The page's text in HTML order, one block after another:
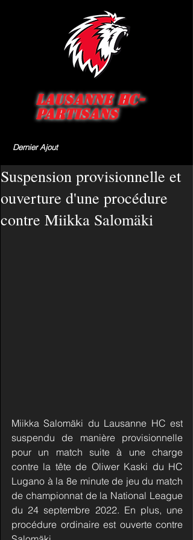
Lausanne HC-
Partisans
Dernier Ajout
Suspension provisionnelle et
ouverture d'une procédure
contre Miikka Salomäki
Miikka Salomäki du Lausanne HC est
suspendu de manière provisionnelle
pour un match suite à une charge
contre la tête de Oliwer Kaski du HC
Lugano à la 8e minute de jeu du match
de championnat de la National League
du 24 septembre 2022. En plus, une
procédure ordinaire est ouverte contre